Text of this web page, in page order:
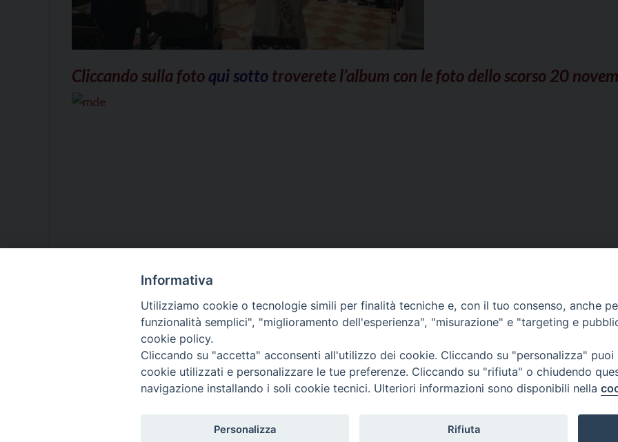
Cliccando sulla foto qui sotto troverete l’album con le foto dello scorso 20
SEDE
San Marco,
Tel. 041-
e-mail
Informativa
Utilizziamo cookie o tecnologie simili per finalità tecniche e, con il tuo consenso, anche
funzionalità semplici", "miglioramento dell'esperienza", "misurazione" e "targeting e
cookie policy.
Cliccando su "accetta" acconsenti all'utilizzo dei cookie. Cliccando su "personalizza"
cookie utilizzati e personalizzare le tue preferenze. Cliccando su "rifiuta" o chiudendo
navigazione installando i soli cookie tecnici. Ulteriori informazioni sono disponibili nella
Personalizza Rifiuta